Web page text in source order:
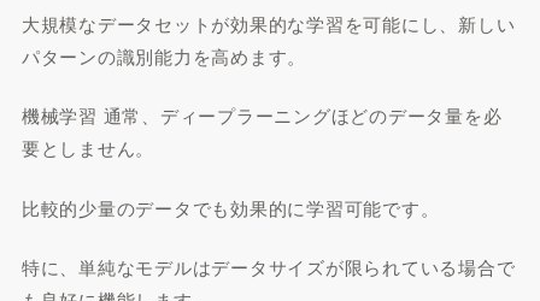
大規模なデータセットが効果的な学習を可能にし、新しい
パターンの識別能力を高めます。
機械学習 通常、ディープラーニングほどのデータ量を必
要としません。
比較的少量のデータでも効果的に学習可能です。
特に、単純なモデルはデータサイズが限られている場合で